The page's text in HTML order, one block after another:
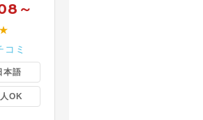
～
コミ
本語
OK